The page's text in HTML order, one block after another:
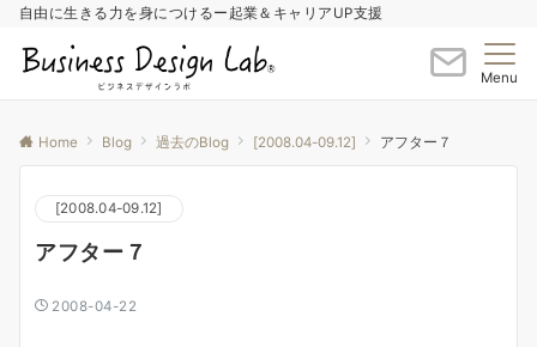
自由に生きる力を身につけるー起業＆キャリアUP支援
Menu
Home Blog 過去のBlog [2008.04-09.12] アフター７
[2008.04-09.12]
アフター７
2008-04-22